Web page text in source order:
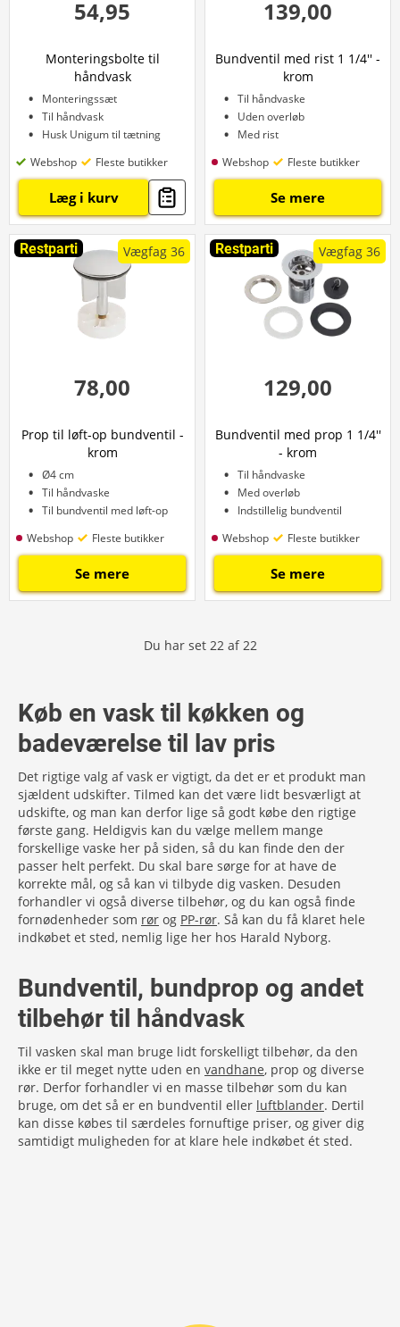
54,95
Monteringsbolte til
håndvask
Monteringssæt
Til håndvask
Husk Unigum til tætning
Webshop
Fleste butikker
Læg i kurv
139,00
Bundventil med rist 1 1/4'' -
krom
Til håndvaske
Uden overløb
Med rist
Webshop
Fleste butikker
Se mere
Restparti Vægfag 36
78,00
Prop til løft-op bundventil -
krom
Ø4 cm
Til håndvaske
Til bundventil med løft-op
Webshop
Fleste butikker
Se mere
Restparti Vægfag 36
129,00
Bundventil med prop 1 1/4''
- krom
Til håndvaske
Med overløb
Indstillelig bundventil
Webshop
Fleste butikker
Se mere
Du har set 22 af 22
Køb en vask til køkken og
badeværelse til lav pris
Det rigtige valg af vask er vigtigt, da det er et produkt man
sjældent udskifter. Tilmed kan det være lidt besværligt at
udskifte, og man kan derfor lige så godt købe den rigtige
første gang. Heldigvis kan du vælge mellem mange
forskellige vaske her på siden, så du kan finde den der
passer helt perfekt. Du skal bare sørge for at have de
korrekte mål, og så kan vi tilbyde dig vasken. Desuden
forhandler vi også diverse tilbehør, og du kan også finde
fornødenheder som rør og PP-rør. Så kan du få klaret hele
indkøbet et sted, nemlig lige her hos Harald Nyborg.
Bundventil, bundprop og andet
tilbehør til håndvask
Til vasken skal man bruge lidt forskelligt tilbehør, da den
ikke er til meget nytte uden en vandhane, prop og diverse
rør. Derfor forhandler vi en masse tilbehør som du kan
bruge, om det så er en bundventil eller luftblander. Dertil
kan disse købes til særdeles fornuftige priser, og giver dig
samtidigt muligheden for at klare hele indkøbet ét sted.